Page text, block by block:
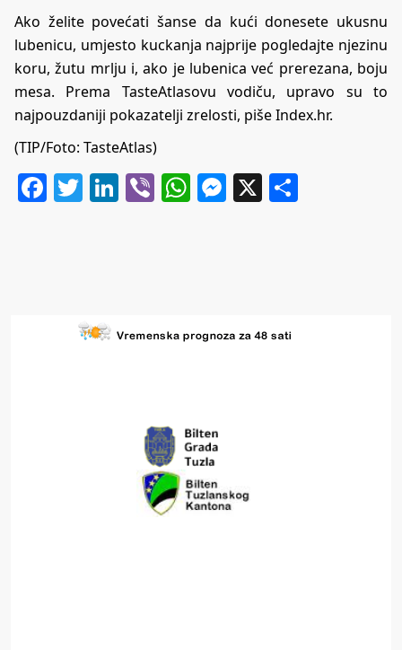
Ako želite povećati šanse da kući donesete ukusnu
lubenicu, umjesto kuckanja najprije pogledajte njezinu
koru, žutu mrlju i, ako je lubenica već prerezana, boju
mesa. Prema TasteAtlasovu vodiču, upravo su to
najpouzdaniji pokazatelji zrelosti, piše Index.hr.
(TIP/Foto: TasteAtlas)
Facebook
Twitter
LinkedIn
ViberWhatsApp
Messenger
X